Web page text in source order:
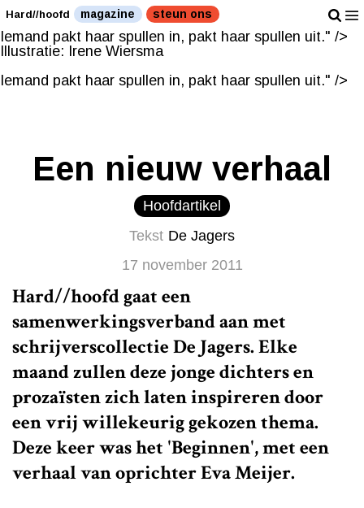
Illustratie: Irene Wiersma
Iemand pakt haar spullen in, pakt haar spullen uit." />
Illustratie: Irene Wiersma
Iemand pakt haar spullen in, pakt haar spullen uit." />
Hard//hoofd magazine steun ons
Een nieuw verhaal
Hoofdartikel
Tekst De Jagers
17 november 2011
Hard//hoofd gaat een
samenwerkingsverband aan met
schrijverscollectie De Jagers. Elke
maand zullen deze jonge dichters en
prozaïsten zich laten inspireren door
een vrij willekeurig gekozen thema.
Deze keer was het 'Beginnen', met een
verhaal van oprichter Eva Meijer.